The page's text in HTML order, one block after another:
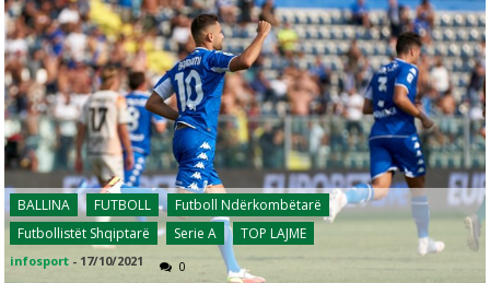
BALLINA FUTBOLL
Futboll Ndërkombëtarë
Futbollistët Shqiptarë
Serie A TOP LAJME
infosport - 17/10/2021 0